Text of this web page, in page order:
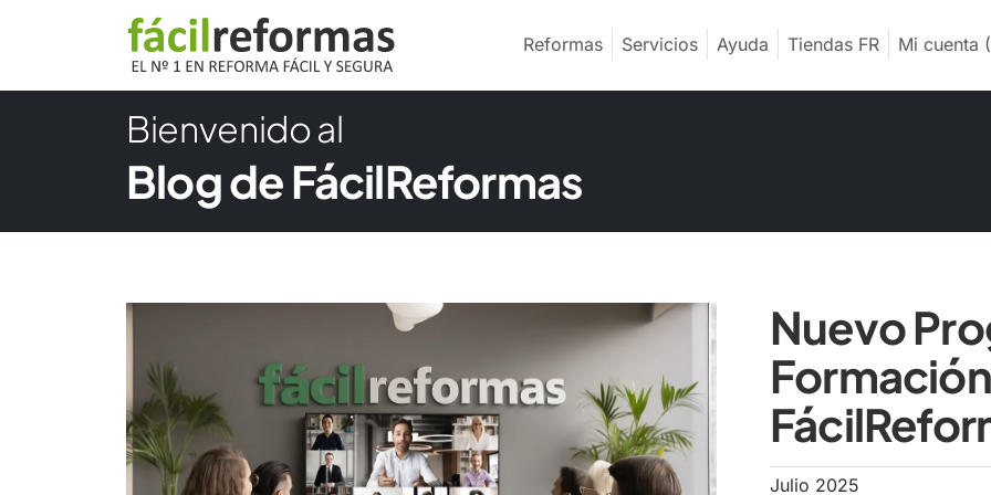
Reformas Servicios Ayuda Tiendas FR Mi cuenta
Bienvenido al
Blog de FácilReformas
Nuevo
Julio 2025